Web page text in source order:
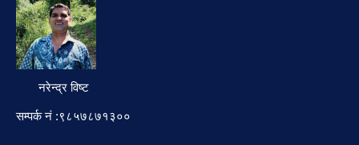
नरेन्द्र विष्ट
सम्पर्क नं :९८५७८७१३००